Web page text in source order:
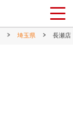
埼玉県 長瀬店